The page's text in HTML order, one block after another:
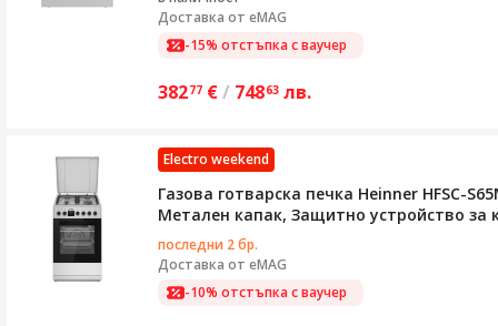
Доставка от eMAG
-15% отстъпка с ваучер
38277 €/ 74863 лв.
Electro weekend
Газова готварска печка Heinner HFSC-
Метален капак, Защитно устройство за
последни 2 бр.
Доставка от eMAG
-10% отстъпка с ваучер